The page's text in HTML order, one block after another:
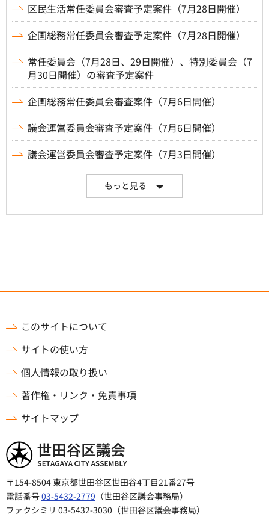
区民生活常任委員会審査予定案件（7月28日開催）
企画総務常任委員会審査予定案件（7月28日開催）
常任委員会（7月28日、29日開催）、特別委員会（7
月30日開催）の審査予定案件
企画総務常任委員会審査案件（7月6日開催）
議会運営委員会審査予定案件（7月6日開催）
議会運営委員会審査予定案件（7月3日開催）
もっと見る
このサイトについて
サイトの使い方
個人情報の取り扱い
著作権・リンク・免責事項
サイトマップ
世田谷区議会
〒154-8504 東京都世田谷区世田谷4丁目21番27号
電話番号03-5432-2779 （世田谷区議会事務局）
ファクシミリ 03-5432-3030（世田谷区議会事務局）